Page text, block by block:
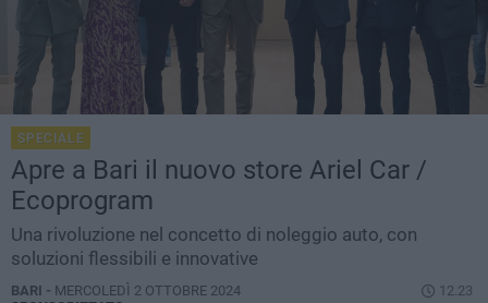
SPECIALE
Apre a Bari il nuovo store Ariel Car /
Ecoprogram
Una rivoluzione nel concetto di noleggio auto, con
soluzioni flessibili e innovative
BARI - MERCOLEDÌ 2 OTTOBRE 2024
12.23